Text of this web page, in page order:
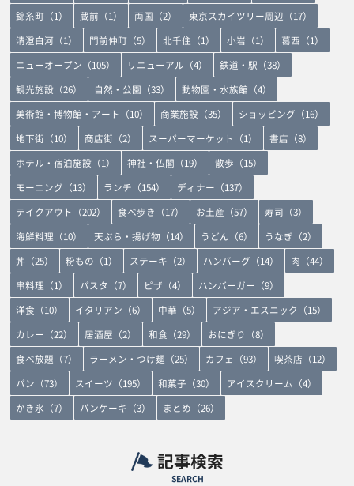
錦糸町（1）
蔵前（1） 両国（2）
東京スカイツリー周辺（17）
清澄白河（1）
門前仲町（5） 北千住（1） 小岩（1）
葛西（1）
ニューオープン（105）
リニューアル（4）
鉄道・駅（38）
観光施設（26）
自然・公園（33）
動物園・水族館（4）
美術館・博物館・アート（10）
商業施設（35）
ショッピング（16）
地下街（10）
商店街（2） スーパーマーケット（1）
書店（8）
ホテル・宿泊施設（1）
神社・仏閣（19）
散歩（15）
モーニング（13）
ランチ（154）
ディナー（137）
テイクアウト（202）
食べ歩き（17） お土産（57）
寿司（3）
海鮮料理（10）
天ぷら・揚げ物（14） うどん（6）
うなぎ（2）
丼（25）
粉もの（1） ステーキ（2） ハンバーグ（14）
肉（44）
串料理（1）
パスタ（7） ピザ（4）
ハンバーガー（9）
洋食（10）
イタリアン（6） 中華（5）
アジア・エスニック（15）
カレー（22）
居酒屋（2） 和食（29）
おにぎり（8）
食べ放題（7）
ラーメン・つけ麺（25） カフェ（93）
喫茶店（12）
パン（73）
スイーツ（195） 和菓子（30）
アイスクリーム（4）
かき氷（7）
パンケーキ（3） まとめ（26）
記事検索
SEARCH